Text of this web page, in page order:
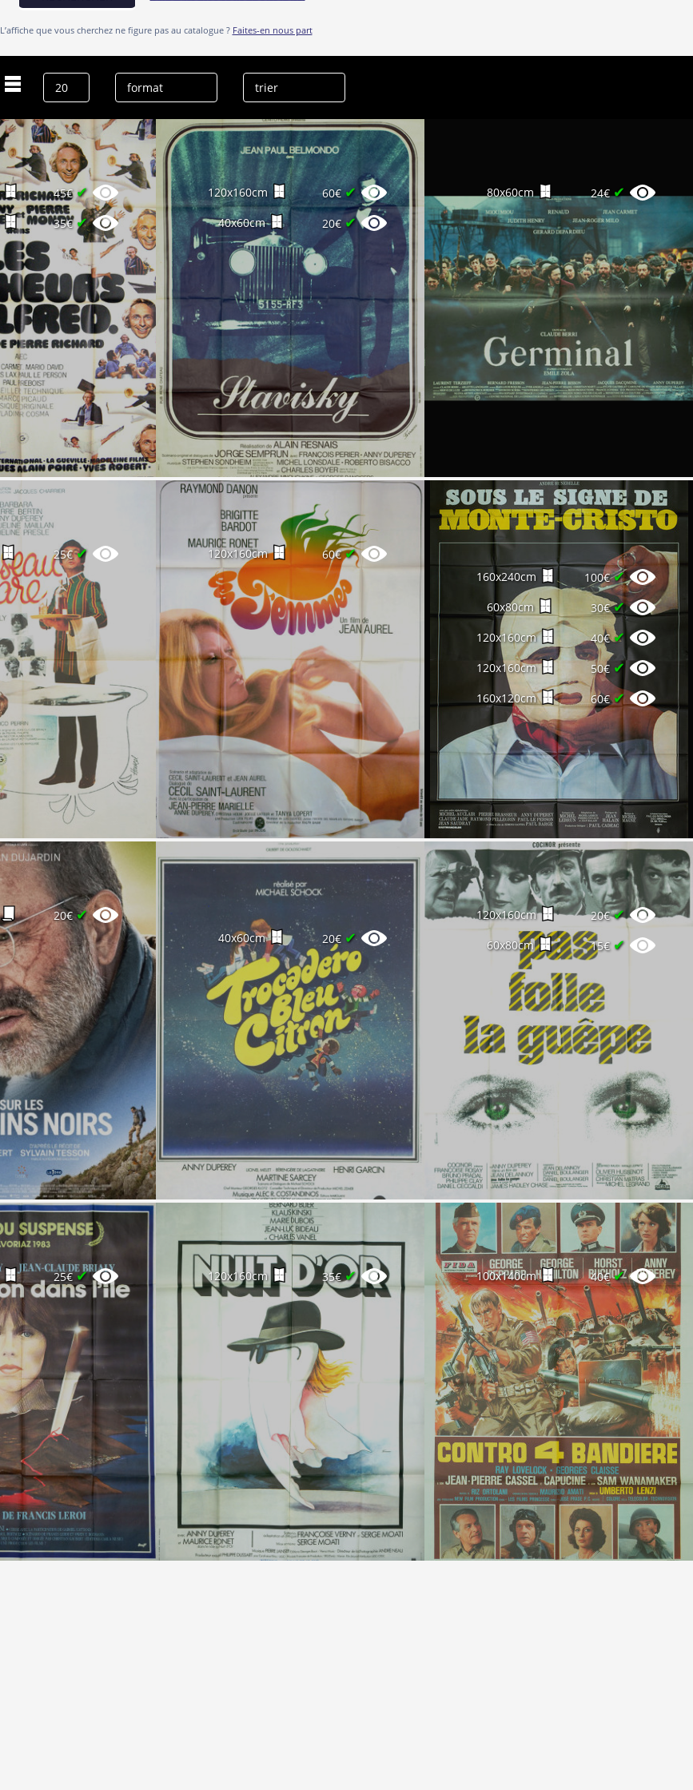
L’affiche que vous cherchez ne figure pas au catalogue ? Faites-en nous part
Anny Duperey
effacer l’historique
45€ ✔
35€ ✔
120x160cm 60€✔
40x60cm 20€ ✔
80x60cm 24€✔
25€✔ 120x160cm 60€✔
160x240cm 100€✔
60x80cm 30€✔
120x160cm 40€✔
120x160cm 50€ ✔
160x120cm 60€✔
20€✔
40x60cm 20€ ✔
120x160cm 20€✔
60x80cm 15€ ✔
25€✔ 120x160cm 35€✔ 100x140cm 40€✔